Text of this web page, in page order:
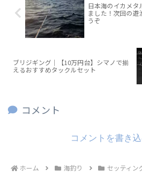
日本海のイカメ
ました！次回の
うぞ
ブリジギング｜【10万円台】シマノで揃
えるおすすめタックルセット
コメント
コメントを書き
ホーム 海釣り セッティン